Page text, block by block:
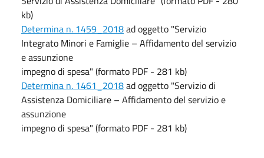
kb)
Determina n. 1459_2018ad oggetto "Servizio
Integrato Minori e Famiglie – Affidamento del servizio
e assunzione
impegno di spesa" (formato PDF - 281 kb)
Determina n. 1461_2018ad oggetto "Servizio di
Assistenza Domiciliare – Affidamento del servizio e
assunzione
impegno di spesa" (formato PDF - 281 kb)